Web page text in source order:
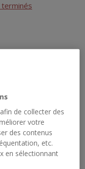
de collecter des
votre
des contenus
etc.
en sélectionnant